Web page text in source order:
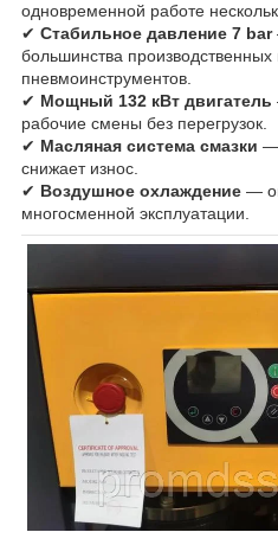
одновременной работе
✔ Стабильное давление 7 bar
большинства производственных
пневмоинструментов.
✔ Мощный 132 кВт двигатель
рабочие смены без перегрузок.
✔ Масляная система смазки —
снижает износ.
✔ Воздушное охлаждение —
многосменной эксплуатации.